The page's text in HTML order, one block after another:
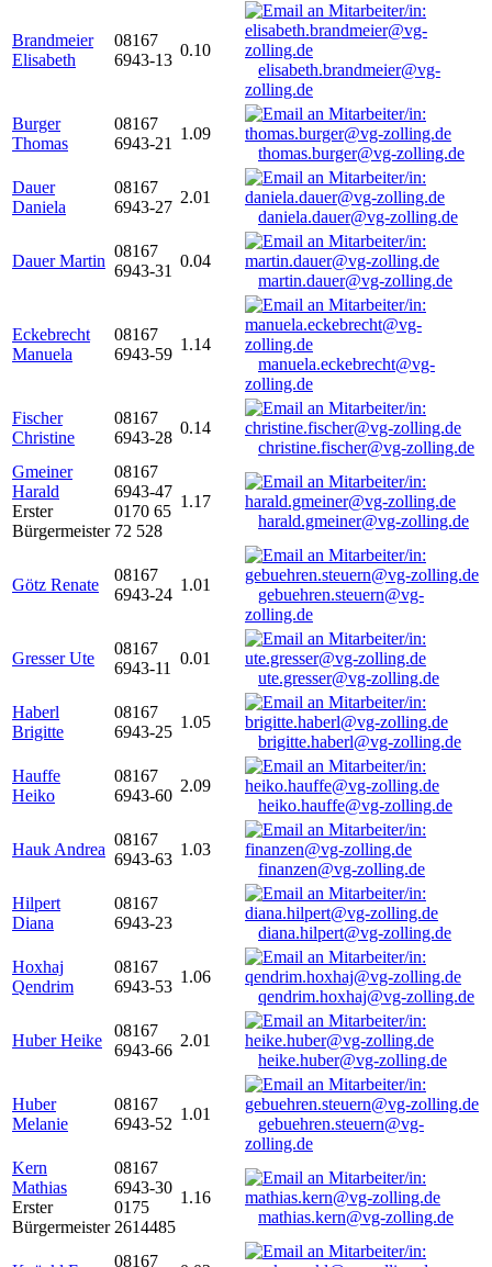
Brandmeier
Elisabeth
08167
6943-13
0.10
elisabeth.brandmeier@vg-
zolling.de
Burger
Thomas
08167
6943-21
1.09
thomas.burger@vg-zolling.de
Dauer
Daniela
08167
6943-27
2.01
daniela.dauer@vg-zolling.de
Dauer Martin
08167
6943-31
0.04
martin.dauer@vg-zolling.de
Eckebrecht
Manuela
08167
6943-59
1.14
manuela.eckebrecht@vg-
zolling.de
Fischer
Christine
08167
6943-28
0.14
christine.fischer@vg-zolling.de
Gmeiner
Harald
Erster
Bürgermeister
08167
6943-47
0170 65
72 528
1.17
harald.gmeiner@vg-zolling.de
Götz Renate
08167
6943-24
1.01
gebuehren.steuern@vg-
zolling.de
Gresser Ute
08167
6943-11
0.01
ute.gresser@vg-zolling.de
Haberl
Brigitte
08167
6943-25
1.05
brigitte.haberl@vg-zolling.de
Hauffe
Heiko
08167
6943-60
2.09
heiko.hauffe@vg-zolling.de
Hauk Andrea
08167
6943-63
1.03
finanzen@vg-zolling.de
Hilpert
Diana
08167
6943-23
diana.hilpert@vg-zolling.de
Hoxhaj
Qendrim
08167
6943-53
1.06
qendrim.hoxhaj@vg-zolling.de
Huber Heike
08167
6943-66
2.01
heike.huber@vg-zolling.de
Huber
Melanie
08167
6943-52
1.01
gebuehren.steuern@vg-
zolling.de
Kern
Mathias
Erster
Bürgermeister
08167
6943-30
0175
2614485
1.16
mathias.kern@vg-zolling.de
08167